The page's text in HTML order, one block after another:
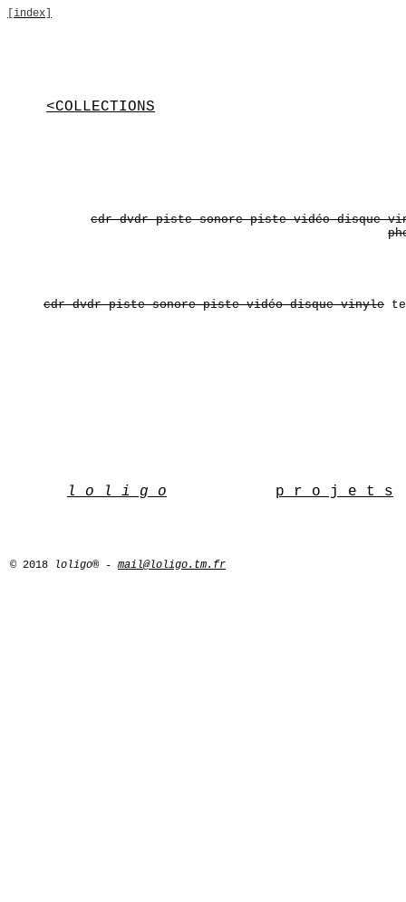
[index]
<COLLECTIONS
cdr dvdr piste sonore piste vidéo disque
cdr dvdr piste sonore piste vidéo disque vinyle
l o l i g o p r o j e t s
© 2018 loligo® - mail@loligo.tm.fr